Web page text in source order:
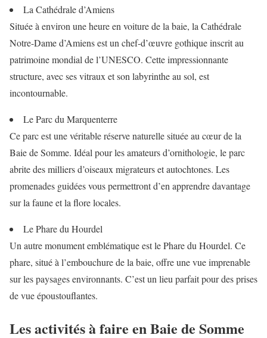
La Cathédrale d’Amiens
Située à environ une heure en voiture de la baie, la Cathédrale
Notre-Dame d’Amiens est un chef-d’œuvre gothique inscrit au
patrimoine mondial de l’UNESCO. Cette impressionnante
structure, avec ses vitraux et son labyrinthe au sol, est
incontournable.
Le Parc du Marquenterre
Ce parc est une véritable réserve naturelle située au cœur de la
Baie de Somme. Idéal pour les amateurs d’ornithologie, le parc
abrite des milliers d’oiseaux migrateurs et autochtones. Les
promenades guidées vous permettront d’en apprendre davantage
sur la faune et la flore locales.
Le Phare du Hourdel
Un autre monument emblématique est le Phare du Hourdel. Ce
phare, situé à l’embouchure de la baie, offre une vue imprenable
sur les paysages environnants. C’est un lieu parfait pour des prises
de vue époustouflantes.
Les activités à faire en Baie de Somme